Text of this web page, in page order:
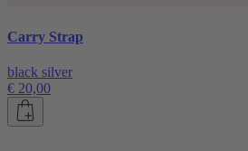
Carry Strap
black silver
€ 20,00